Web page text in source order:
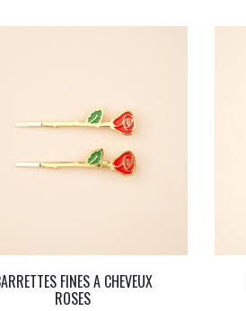
FINES A CHEVEUX
ROSES